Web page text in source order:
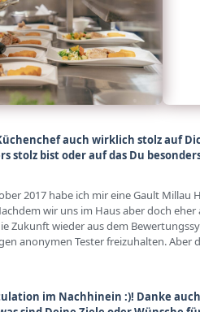
auch wirklich stolz auf
stolz bist oder auf das Du
2017 habe ich mir eine Gault Millau
wir uns im Haus aber doch
Zukunft wieder aus dem
anonymen Tester freizuhalten. Aber
im Nachhinein :)! Danke